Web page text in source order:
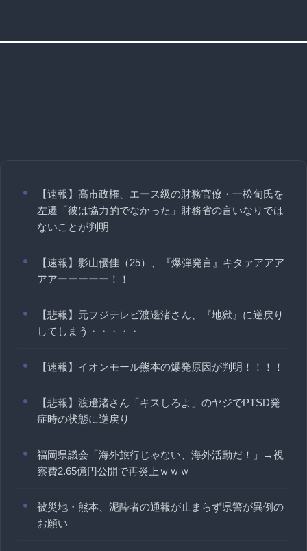
【速報】高市政権、エース級の財務官僚・一松旬氏を
左遷「彼は協力的でなかった」財務省の言いなりでは
ないことが判明
【速報】影山優佳（25）、『爆弾発言』キタァアアア
アアーーーーー！！
【悲報】元フジテレビ渡邊渚さん、『地獄』に逆戻り
してしまう・・・・・
【速報】イオンモール熊本の爆発原因が判明！！！！
【悲報】渡邊渚さん「キスしろよ」のヤジでPTSD発
症時の状態に逆戻り
福岡県議会「海外旅行じゃない、海外活動だ！」→視
察費2.65億円公開で再炎上ｗｗｗ
被災地・熊本、泥酔者の通報が止まらず県警が異例の
お願い